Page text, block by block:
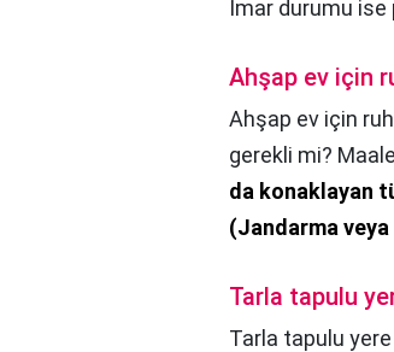
İmar durumu ise
Ahşap ev için
Ahşap ev için
gerekli mi?
da konaklayan
(Jandarma
Tarla tapulu
Tarla tapulu yere